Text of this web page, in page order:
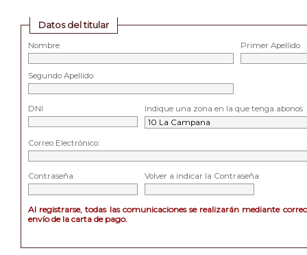
Datos del titular
Nombre Primer Apellido
Segundo Apellido
DNI Indique una zona en la que tenga abonos
Correo Electrónico:
Contraseña Volver a indicar la Contraseña
Al registrarse, todas las comunicaciones se realizarán mediante
envío de la carta de pago.